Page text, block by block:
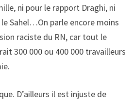
ni pour le rapport Draghi, ni
Sahel…On parle encore moins
raciste du RN, car tout le
300 000 ou 400 000 travailleurs
D’ailleurs il est injuste de